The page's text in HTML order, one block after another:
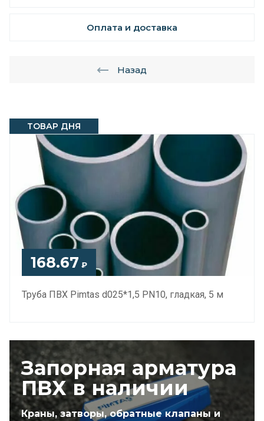
ТОВАР ДНЯ
168.67 ₽
Труба ПВХ Pimtas d025*1,5 PN10, гладкая, 5 м
Запорная арматура
ПВХ в наличии
Краны, затворы, обратные клапаны и
Оплата и доставка
Назад